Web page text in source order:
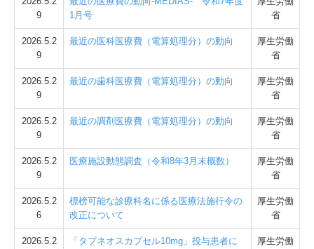
9
1月号
省
2026.5.2
9
最近の医科医療費（電算処理分）の動向
厚生労働
省
2026.5.2
9
最近の歯科医療費（電算処理分）の動向
厚生労働
省
2026.5.2
9
最近の調剤医療費（電算処理分）の動向
厚生労働
省
2026.5.2
9
医療施設動態調査（令和8年3月末概数）
厚生労働
省
2026.5.2
6
標榜可能な診療科名に係る医療法施行令の
改正について
厚生労働
省
2026.5.2
「タブネオスカプセル10mg」投与患者に
厚生労働